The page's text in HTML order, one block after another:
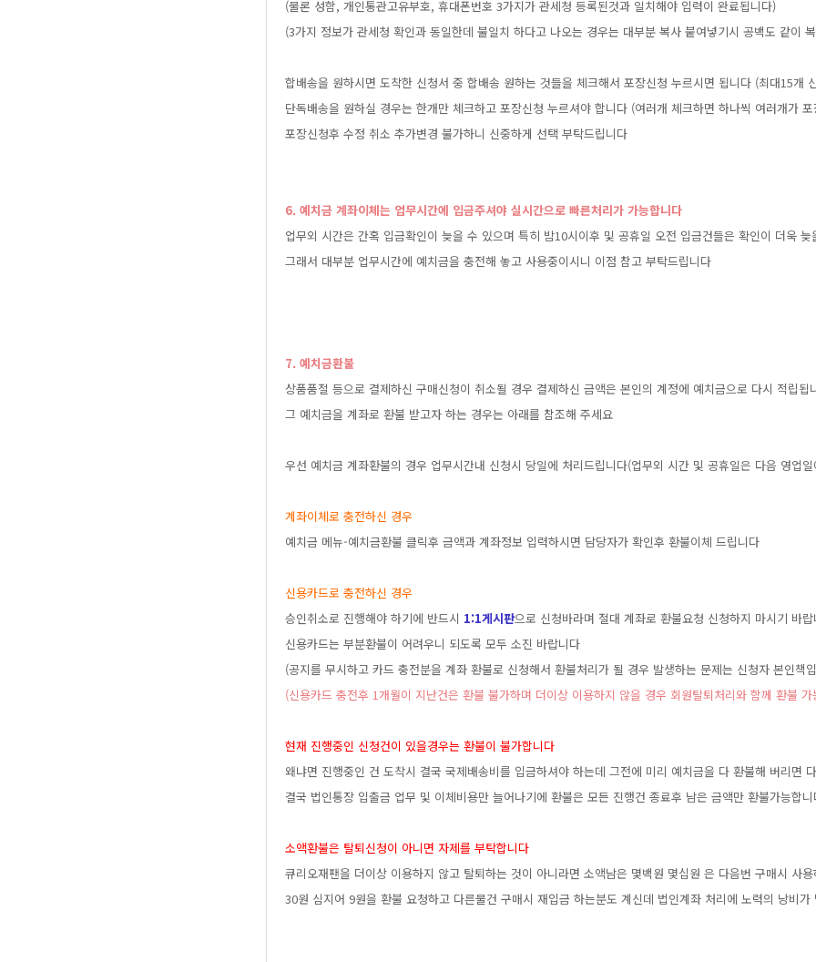
(물론성함,개인통관고유부호,휴대폰번호3가지가관세청등록된것과일치해야입력이완료됩니다)
(3가지정보가관세청확인과동일한데불일치하다고나오는경우는대부분복사붙여넣기시공백도같이
합배송을원하시면도착한신청서중합배송원하는것들을체크해서포장신청누르시면됩니다(최대15개
단독배송을원하실경우는한개만체크하고포장신청누르셔야합니다(여러개체크하면하나씩여러개가
포장신청후수정취소추가변경불가하니신중하게선택부탁드립니다
6.예치금계좌이체는업무시간에입금주셔야실시간으로빠른처리가가능합니다
업무외시간은간혹입금확인이늦을수있으며특히밤10시이후및공휴일오전입금건들은확인이더욱늦
그래서대부분업무시간에예치금을충전해놓고사용중이시니이점참고부탁드립니다
7.예치금환불
상품품절등으로결제하신구매신청이취소될경우결제하신금액은본인의계정에예치금으로다시적립됩
그예치금을계좌로환불받고자하는경우는아래를참조해주세요
우선예치금계좌환불의경우업무시간내신청시당일에처리드립니다(업무외시간및공휴일은다음영업
계좌이체로충전하신경우
예치금메뉴-예치금환불클릭후금액과계좌정보입력하시면담당자가확인후환불이체드립니다
신용카드로충전하신경우
승인취소로진행해야하기에반드시 1:1게시판으로신청바라며절대계좌로환불요청신청하지마시기바랍
신용카드는부분환불이어려우니되도록모두소진바랍니다
(공지를무시하고카드충전분을계좌환불로신청해서환불처리가될경우발생하는문제는신청자본인책
(신용카드충전후1개월이지난건은환불불가하며더이상이용하지않을경우회원탈퇴처리와함께환불
현재진행중인신청건이있을경우는환불이불가합니다
왜냐면진행중인건도착시결국국제배송비를입금하셔야하는데그전에미리예치금을다환불해버리면
결국법인통장입출금업무및이체비용만늘어나기에환불은모든진행건종료후남은금액만환불가능합니
소액환불은탈퇴신청이아니면자제를부탁합니다
큐리오재팬을더이상이용하지않고탈퇴하는것이아니라면소액남은몇백원몇십원은다음번구매시사
30원심지어9원을환불요청하고다른물건구매시재입금하는분도계신데법인계좌처리에노력의낭비